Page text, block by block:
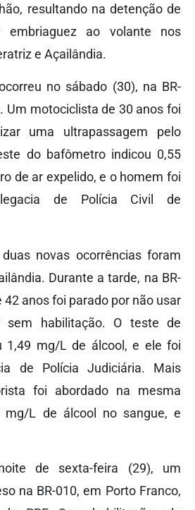
resultando na detenção de
embriaguez ao volante nos
e Açailândia.
no sábado (30), na BR-
Um motociclista de 30 anos foi
uma ultrapassagem pelo
do bafômetro indicou 0,55
de ar expelido, e o homem foi
de Polícia Civil de
novas ocorrências foram
Durante a tarde, na BR-
anos foi parado por não usar
sem habilitação. O teste de
1,49 mg/L de álcool, e ele foi
de Polícia Judiciária. Mais
foi abordado na mesma
mg/L de álcool no sangue, e
de sexta-feira (29), um
na BR-010, em Porto Franco,